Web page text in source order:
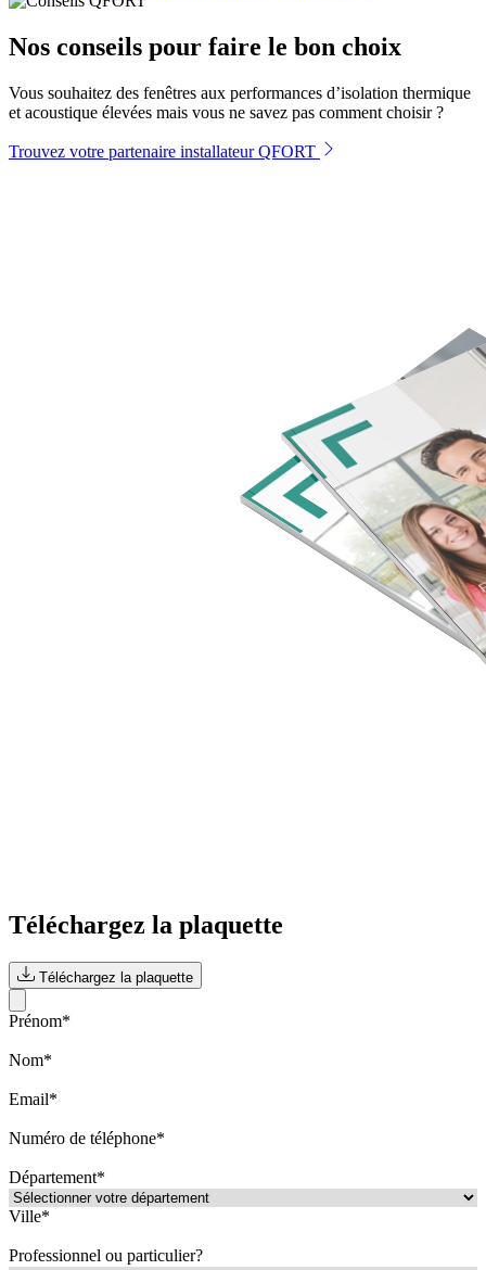
Nos conseils pour faire le bon choix
Vous souhaitez des fenêtres aux performances d’isolation thermique
et acoustique élevées mais vous ne savez pas comment choisir ?
Trouvez votre partenaire installateur QFORT
Téléchargez la plaquette
Téléchargez la plaquette
Prénom*
Nom*
Email*
Numéro de téléphone*
Département*
Ville*
Professionnel ou particulier?